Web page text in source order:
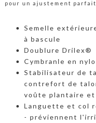
pour un ajustement parfait
Semelle
à bascule
Doublure Drilex®
Cymbranle en
Stabilisateur de
contrefort de
voûte plantaire
Languette et col
- préviennent